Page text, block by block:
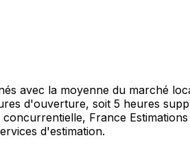
avec la moyenne du marché
d'ouverture, soit 5 heures
France
d'estimation.